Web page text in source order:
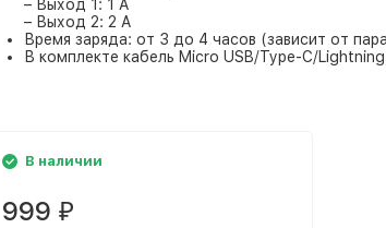
– Выход 1: 1 A
– Выход 2: 2 A
Время заряда: от 3 до 4 часов (зависит от
В комплекте кабель Micro USB/Type-C/
В наличии
999 ₽